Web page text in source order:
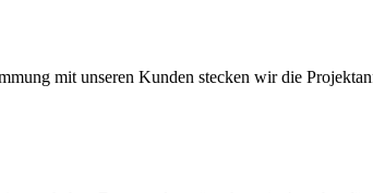
mit unseren Kunden stecken wir die